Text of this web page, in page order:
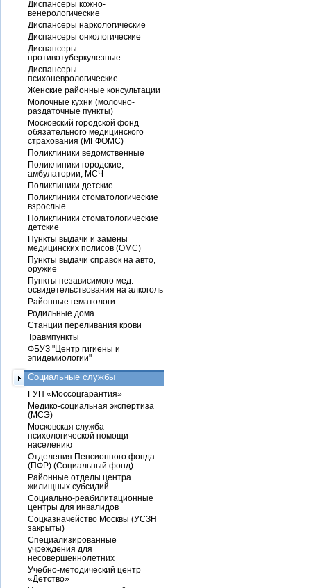
Диспансеры кожно-
венерологические
Диспансеры наркологические
Диспансеры онкологические
Диспансеры
противотуберкулезные
Диспансеры
психоневрологические
Женские районные консультации
Молочные кухни (молочно-
раздаточные пункты)
Московский городской фонд
обязательного медицинского
страхования (МГФОМС)
Поликлиники ведомственные
Поликлиники городские,
амбулатории, МСЧ
Поликлиники детские
Поликлиники стоматологические
взрослые
Поликлиники стоматологические
детские
Пункты выдачи и замены
медицинских полисов (ОМС)
Пункты выдачи справок на авто,
оружие
Пункты независимого мед.
освидетельствования на алкоголь
Районные гематологи
Родильные дома
Станции переливания крови
Травмпункты
ФБУЗ "Центр гигиены и
эпидемиологии"
Социальные службы
ГУП «Моссоцгарантия»
Медико-социальная экспертиза
(МСЭ)
Московская служба
психологической помощи
населению
Отделения Пенсионного фонда
(ПФР) (Социальный фонд)
Районные отделы центра
жилищных субсидий
Социально-реабилитационные
центры для инвалидов
Соцказначейство Москвы (УСЗН
закрыты)
Специализированные
учреждения для
несовершеннолетних
Учебно-методический центр
«Детство»